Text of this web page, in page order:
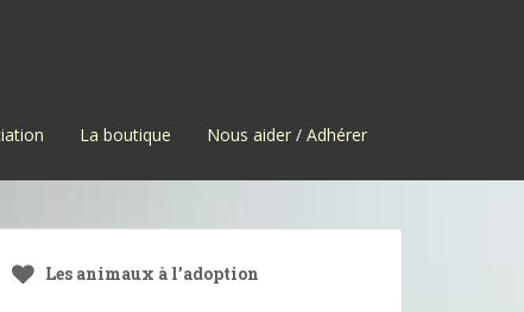
La boutique Nous aider / Adhérer
Les animaux à l’adoption